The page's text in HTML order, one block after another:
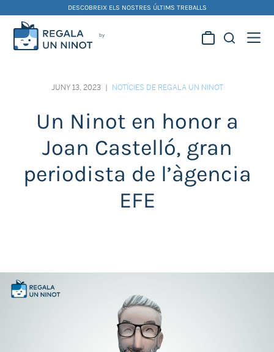
content
DESCOBREIX ELS NOSTRES ÚLTIMS TREBALLS
foguerersJUNY 13, 2023 | NOTÍCIES DE REGALA UN NINOT
Un Ninot en honor a
Joan Castelló, gran
periodista de l’àgencia
EFE